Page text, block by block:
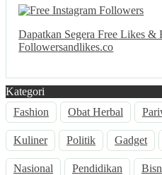
Dapatkan Segera Free Likes &
Followersandlikes.co
Kategori
Fashion
Obat Herbal
Kuliner Politik Gadget
Nasional Pendidikan